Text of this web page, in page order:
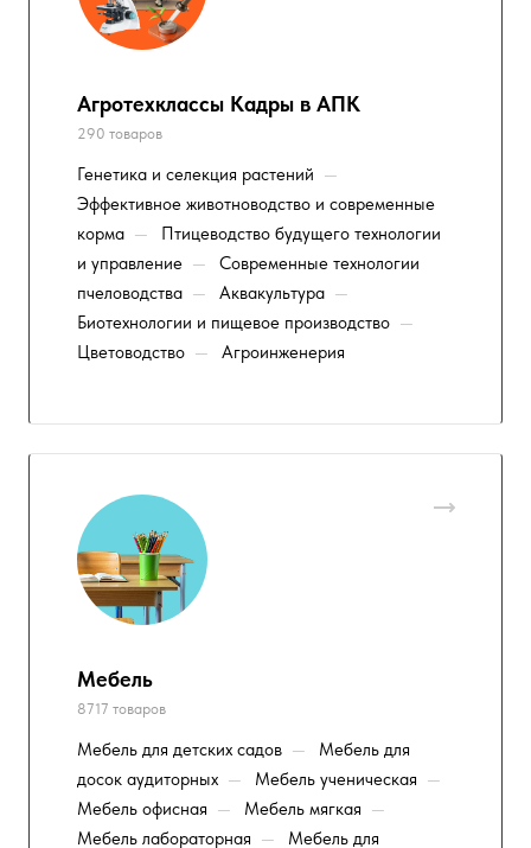
Агротехклассы Кадры в АПК
290 товаров
Генетика и селекция растений —
Эффективное животноводство и современные
корма —
Птицеводство будущего технологии
и управление —
Современные технологии
пчеловодства — Аквакультура —
Биотехнологии и пищевое производство —
Цветоводство — Агроинженерия
Мебель
8717 товаров
Мебель для детских садов —
Мебель для
досок аудиторных — Мебель ученическая —
Мебель офисная — Мебель мягкая —
Мебель лабораторная —
Мебель для